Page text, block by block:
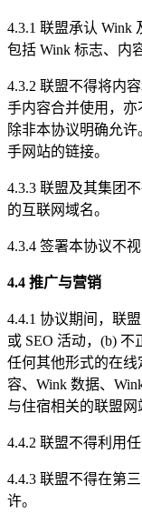
4.3.1 联盟承认 Wink
包括 Wink 标志、内
4.3.2 联盟不得将内
手内容合并使用，亦
除非本协议明确允
手网站的链接。
4.3.3 联盟及其集团
的互联网域名。
4.3.4 签署本协议不
4.4 推广与营销
4.4.1 协议期间，联
或 SEO 活动，(b)
任何其他形式的在线
容、Wink 数据、
与住宿相关的联盟网
4.4.2 联盟不得利用
4.4.3 联盟不得在第
许。